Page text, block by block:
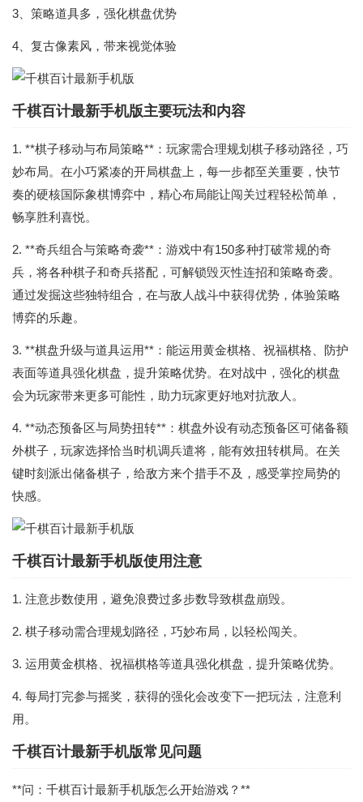
3、策略道具多，强化棋盘优势
4、复古像素风，带来视觉体验
千棋百计最新手机版主要玩法和内容
1. **棋子移动与布局策略**：玩家需合理规划棋子移动路径，巧
妙布局。在小巧紧凑的开局棋盘上，每一步都至关重要，快节
奏的硬核国际象棋博弈中，精心布局能让闯关过程轻松简单，
畅享胜利喜悦。
2. **奇兵组合与策略奇袭**：游戏中有150多种打破常规的奇
兵，将各种棋子和奇兵搭配，可解锁毁灭性连招和策略奇袭。
通过发掘这些独特组合，在与敌人战斗中获得优势，体验策略
博弈的乐趣。
3. **棋盘升级与道具运用**：能运用黄金棋格、祝福棋格、防护
表面等道具强化棋盘，提升策略优势。在对战中，强化的棋盘
会为玩家带来更多可能性，助力玩家更好地对抗敌人。
4. **动态预备区与局势扭转**：棋盘外设有动态预备区可储备额
外棋子，玩家选择恰当时机调兵遣将，能有效扭转棋局。在关
键时刻派出储备棋子，给敌方来个措手不及，感受掌控局势的
快感。
千棋百计最新手机版使用注意
1. 注意步数使用，避免浪费过多步数导致棋盘崩毁。
2. 棋子移动需合理规划路径，巧妙布局，以轻松闯关。
3. 运用黄金棋格、祝福棋格等道具强化棋盘，提升策略优势。
4. 每局打完参与摇奖，获得的强化会改变下一把玩法，注意利
用。
千棋百计最新手机版常见问题
**问：千棋百计最新手机版怎么开始游戏？**